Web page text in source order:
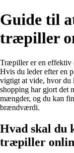
Guide til
træpiller
Træpiller er en effektiv
Hvis du leder efter en
vigtigt at vide, hvor du
shopping har gjort det
mængder, og du kan
brændværdi.
Hvad skal du
træpiller